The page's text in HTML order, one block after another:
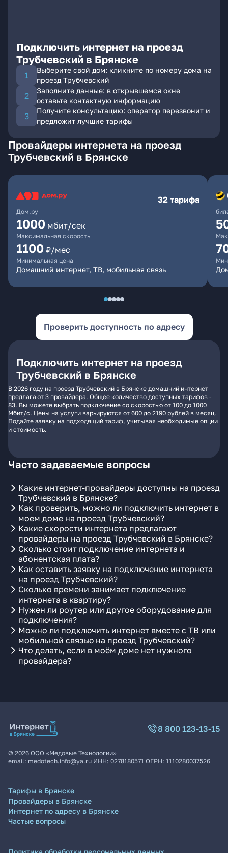
Подключить интернет на проезд
Трубчевский в Брянске
Выберите свой дом: кликните по номеру дома на
проезд Трубчевский
Заполните данные: в открывшемся окне
оставьте контактную информацию
Получите консультацию: оператор перезвонит и
предложит лучшие тарифы
Провайдеры интернета на проезд
Трубчевский в Брянске
Дом.ру
32 тарифа
1000 мбит/сек
Максимальная скорость
1100 ₽/мес
Минимальная цена
Домашний интернет, ТВ, мобильная связь
Проверить доступность по адресу
Подключить интернет на проезд
Трубчевский в Брянске
В 2026 году на проезд Трубчевский в Брянске домашний интернет
предлагают 3 провайдера. Общее количество доступных тарифов -
83. Вы можете выбрать подключение со скоростью от 100 до 1000
Мбит/с. Цены на услуги варьируются от 600 до 2190 рублей в месяц.
Подайте заявку на подходящий тариф, учитывая необходимые опции
и стоимость.
Часто задаваемые вопросы
Какие интернет-провайдеры доступны на проезд
Трубчевский в Брянске?
Как проверить, можно ли подключить интернет в
моем доме на проезд Трубчевский?
Какие скорости интернета предлагают
провайдеры на проезд Трубчевский в Брянске?
Сколько стоит подключение интернета и
абонентская плата?
Как оставить заявку на подключение интернета
на проезд Трубчевский?
Сколько времени занимает подключение
интернета в квартиру?
Нужен ли роутер или другое оборудование для
подключения?
Можно ли подключить интернет вместе с ТВ или
мобильной связью на проезд Трубчевский?
Что делать, если в моём доме нет нужного
провайдера?
8 800 123-13-15
© 2026 ООО «Медовые Технологии»
email: medotech.info@ya.ru ИНН: 0278180571 ОГРН: 1110280037526
Тарифы в Брянске
Провайдеры в Брянске
Интернет по адресу в Брянске
Частые вопросы